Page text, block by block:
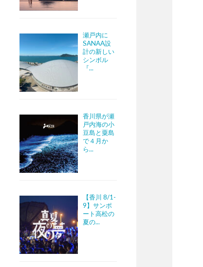
瀬戸内に
SANAA設
計の新しい
シンボル
『...
香川県が瀬
戸内海の小
豆島と粟島
で４月か
ら...
【香川 8/1-
9】サンポ
ート高松の
夏の...